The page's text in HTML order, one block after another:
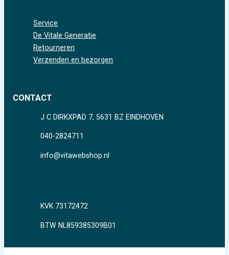
Service
De Vitale Generatie
Retourneren
Verzenden en bezorgen
CONTACT
J C DIRKXPAD 7, 5631 BZ EINDHOVEN
040-2824711
info@vitawebshop.nl
KVK 73172472
BTW NL859385309B01